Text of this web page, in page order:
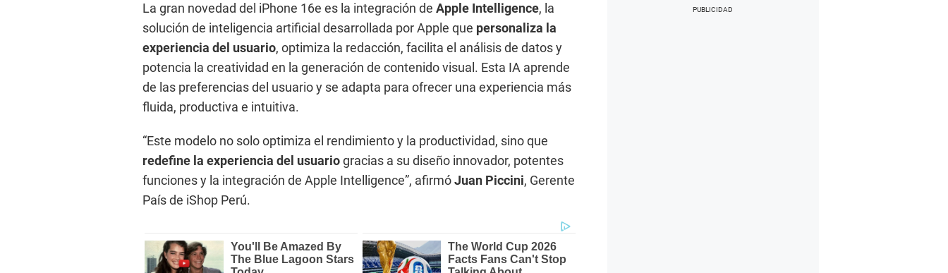
La gran novedad del iPhone 16e es la integración de Apple Intelligence, la
solución de inteligencia artificial desarrollada por Apple que personaliza la
experiencia del usuario, optimiza la redacción, facilita el análisis de datos y
potencia la creatividad en la generación de contenido visual. Esta IA aprende
de las preferencias del usuario y se adapta para ofrecer una experiencia más
fluida, productiva e intuitiva.
“Este modelo no solo optimiza el rendimiento y la productividad, sino que
redefine la experiencia del usuariogracias a su diseño innovador, potentes
funciones y la integración de Apple Intelligence”, afirmóJuan Piccini, Gerente
País de iShop Perú.